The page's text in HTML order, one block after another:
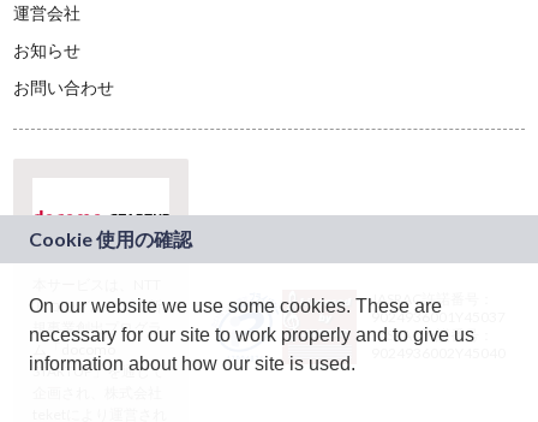
運営会社
お知らせ
お問い合わせ
ドコモグループの新
規事業創出プログラ
ム「docomo
STARTUP」を通じて
JASRAC許諾番号：
9024936001Y45037
JASRAC許諾番号：
On our website we use some cookies. These are
necessary for our site to work properly and to give us
information about how our site is used.